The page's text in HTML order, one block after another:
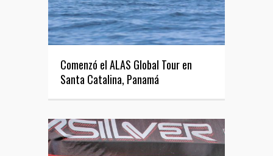
Comenzó el ALAS Global Tour en
Santa Catalina, Panamá